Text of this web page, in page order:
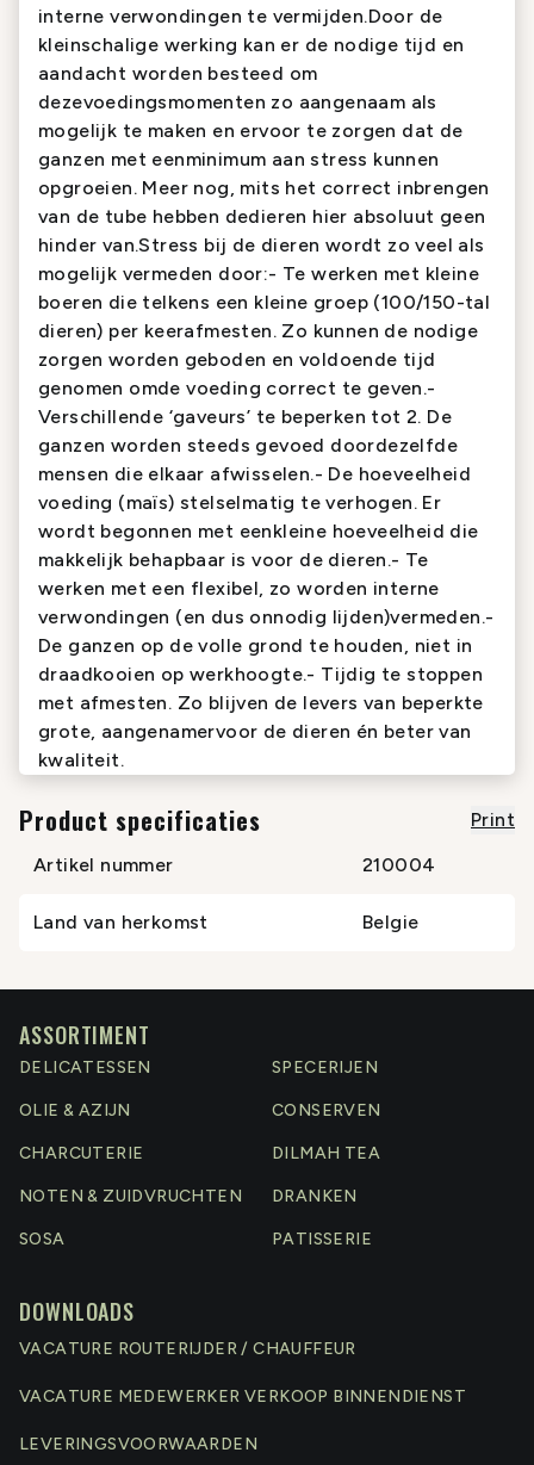
interne verwondingen te vermijden.Door de
kleinschalige werking kan er de nodige tijd en
aandacht worden besteed om
dezevoedingsmomenten zo aangenaam als
mogelijk te maken en ervoor te zorgen dat de
ganzen met eenminimum aan stress kunnen
opgroeien. Meer nog, mits het correct inbrengen
van de tube hebben dedieren hier absoluut geen
hinder van.Stress bij de dieren wordt zo veel als
mogelijk vermeden door:- Te werken met kleine
boeren die telkens een kleine groep (100/150-tal
dieren) per keerafmesten. Zo kunnen de nodige
zorgen worden geboden en voldoende tijd
genomen omde voeding correct te geven.-
Verschillende ‘gaveurs’ te beperken tot 2. De
ganzen worden steeds gevoed doordezelfde
mensen die elkaar afwisselen.- De hoeveelheid
voeding (maïs) stelselmatig te verhogen. Er
wordt begonnen met eenkleine hoeveelheid die
makkelijk behapbaar is voor de dieren.- Te
werken met een flexibel, zo worden interne
verwondingen (en dus onnodig lijden)vermeden.-
De ganzen op de volle grond te houden, niet in
draadkooien op werkhoogte.- Tijdig te stoppen
met afmesten. Zo blijven de levers van beperkte
grote, aangenamervoor de dieren én beter van
kwaliteit.
Product specificaties
Print
Artikel nummer
210004
Land van herkomst Belgie
ASSORTIMENT
DELICATESSEN SPECERIJEN
OLIE & AZIJN CONSERVEN
CHARCUTERIE DILMAH TEA
NOTEN & ZUIDVRUCHTEN DRANKEN
SOSA PATISSERIE
DOWNLOADS
VACATURE ROUTERIJDER / CHAUFFEUR
VACATURE MEDEWERKER VERKOOP BINNENDIENST
LEVERINGSVOORWAARDEN